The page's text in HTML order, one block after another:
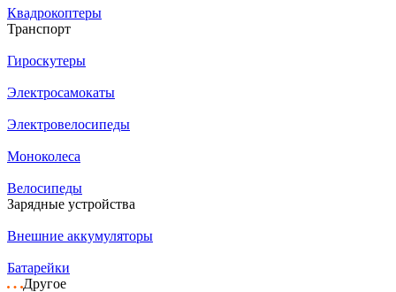
Квадрокоптеры
Транспорт
Гироскутеры
Электросамокаты
Электровелосипеды
Моноколеса
Велосипеды
Зарядные устройства
Внешние аккумуляторы
Батарейки
Другое